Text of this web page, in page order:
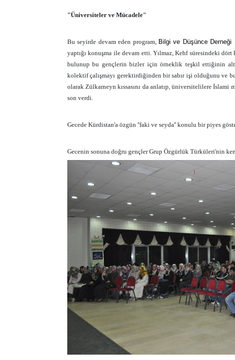
"Üniversiteler ve Mücadele"
Bu seyirde devam eden program, Bilgi ve Düşünce Derneği
yaptığı konuşma ile devam etti. Yılmaz, Kehf süresindeki
bulunup bu gençlerin bizler için örneklik teşkil ettiğinin
kolektif çalışmayı gerektirdiğinden bir sabır işi olduğunu ve
olarak Zülkarneyn kıssasını da anlatıp, üniversitelilere İslami
son verdi.
Gecede Kürdistan'a özgün ''faki ve seyda'' konulu bir piyes
Gecenin sonuna doğru gençler Grup Özgürlük Türküleri'nin